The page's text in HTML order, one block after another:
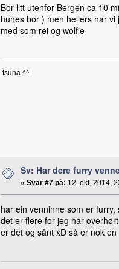
Bor litt utenfor Bergen ca 10
hunes bor ) men hellers har
med som rei og wolfie
tsuna ^^
Sv: Har dere furry
« Svar #7 på: 12. okt, 2014,
har ein venninne som er
det er flere for jeg har
er det og sånt xD så er nok